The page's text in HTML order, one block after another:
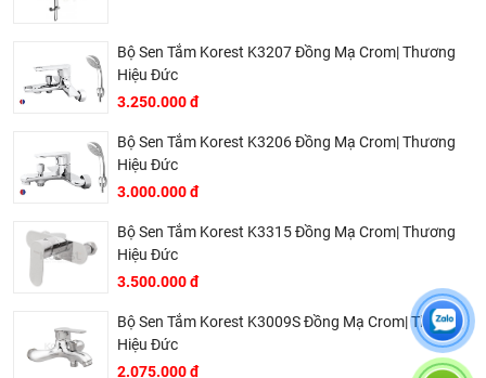
Bộ Sen Tắm Korest K3207 Đồng Mạ Crom| Thương
Hiệu Đức
3.250.000 đ
Bộ Sen Tắm Korest K3206 Đồng Mạ Crom| Thương
Hiệu Đức
3.000.000 đ
Bộ Sen Tắm Korest K3315 Đồng Mạ Crom| Thương
Hiệu Đức
3.500.000 đ
Bộ Sen Tắm Korest K3009S Đồng Mạ Crom| Thương
Hiệu Đức
2.075.000 đ